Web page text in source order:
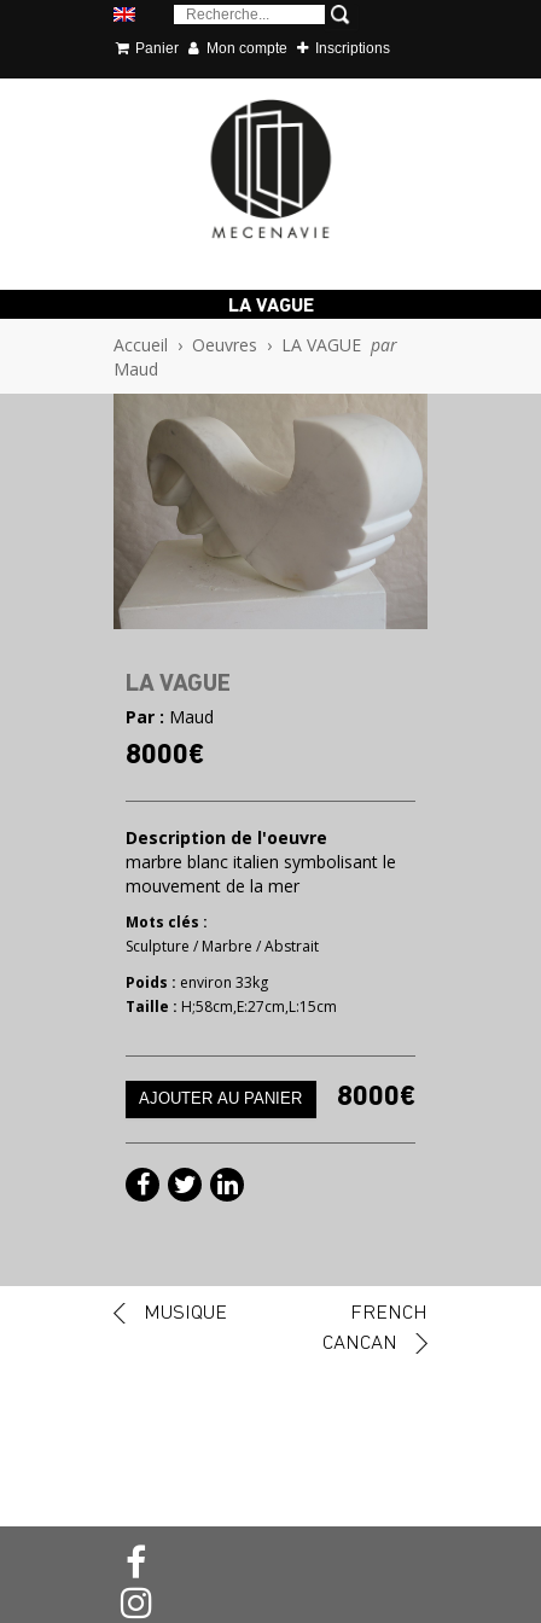
Panier Mon compte Inscriptions
LA VAGUE
Accueil › Oeuvres › LA VAGUE par
Maud
LA VAGUE
Par : Maud
8000€
Description de l'oeuvre
marbre blanc italien symbolisant le
mouvement de la mer
Mots clés :
Sculpture / Marbre /Abstrait
Poids : environ 33kg
Taille : H;58cm,E:27cm,L:15cm
8000€
Navigation des articles
MUSIQUE
FRENCH
CANCAN